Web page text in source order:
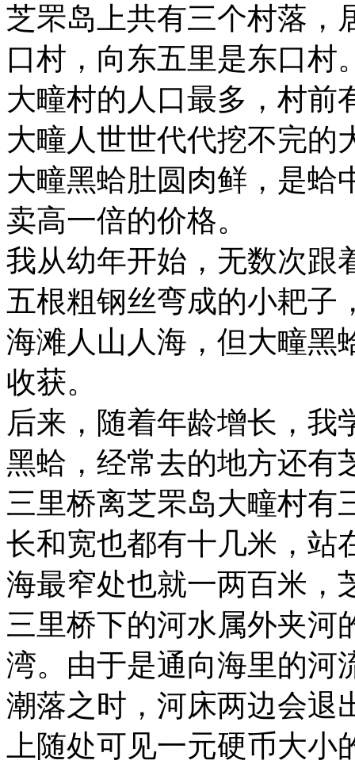
芝罘岛上共有三个村落，
口村，向东五里是东口村
大疃村的人口最多，村前
大疃人世世代代挖不完的
大疃黑蛤肚圆肉鲜，是蛤
卖高一倍的价格。
我从幼年开始，无数次跟
五根粗钢丝弯成的小耙子
海滩人山人海，但大疃黑
收获。
后来，随着年龄增长，我
黑蛤，经常去的地方还有
三里桥离芝罘岛大疃村有
长和宽也都有十几米，站
海最窄处也就一两百米，
三里桥下的河水属外夹河
湾。由于是通向海里的河
潮落之时，河床两边会退
上随处可见一元硬币大